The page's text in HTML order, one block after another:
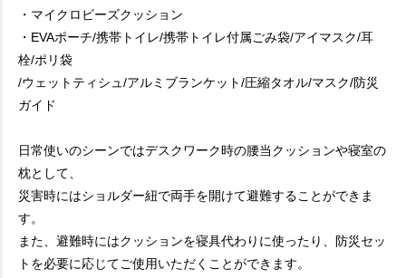
・マイクロビーズクッション
・EVAポーチ/携帯トイレ/携帯トイレ付属ごみ袋/アイマスク/耳
栓/ポリ袋
/ウェットティシュ/アルミブランケット/圧縮タオル/マスク/防災
ガイド
日常使いのシーンではデスクワーク時の腰当クッションや寝室の
枕として、
災害時にはショルダー紐で両手を開けて避難することができま
す。
また、避難時にはクッションを寝具代わりに使ったり、防災セッ
トを必要に応じてご使用いただくことができます。